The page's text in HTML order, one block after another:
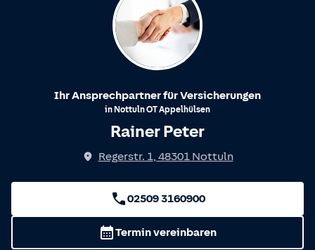
Ihr Ansprechpartner für Versicherungen
in NottulnOTAppelhülsen
Rainer Peter
Regerstr. 1, 48301 Nottuln
02509 3160900
Termin vereinbaren